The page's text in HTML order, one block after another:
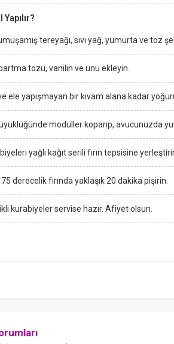
tereyağı, sıvı yağ, yumurta ve toz
tozu, vanilin ve unu ekleyin.
ele yapışmayan bir kıvam alana kadar
modüller koparıp, avucunuzda
yağlı kağıt serili fırın tepsisine
derecelik fırında yaklaşık 20 dakika pişirin.
kurabiyeler servise hazır. Afiyet olsun.